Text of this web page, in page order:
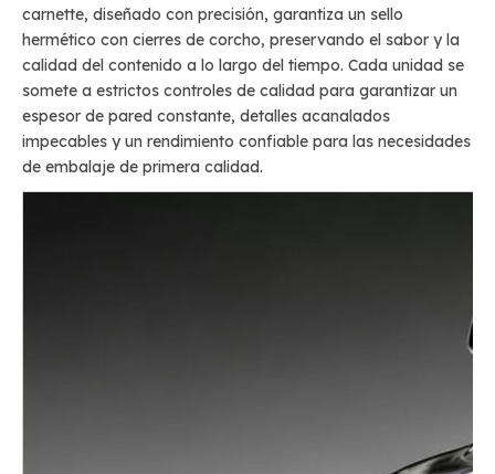
carnette, diseñado con precisión, garantiza un sello
hermético con cierres de corcho, preservando el sabor y la
calidad del contenido a lo largo del tiempo. Cada unidad se
somete a estrictos controles de calidad para garantizar un
espesor de pared constante, detalles acanalados
impecables y un rendimiento confiable para las necesidades
de embalaje de primera calidad.